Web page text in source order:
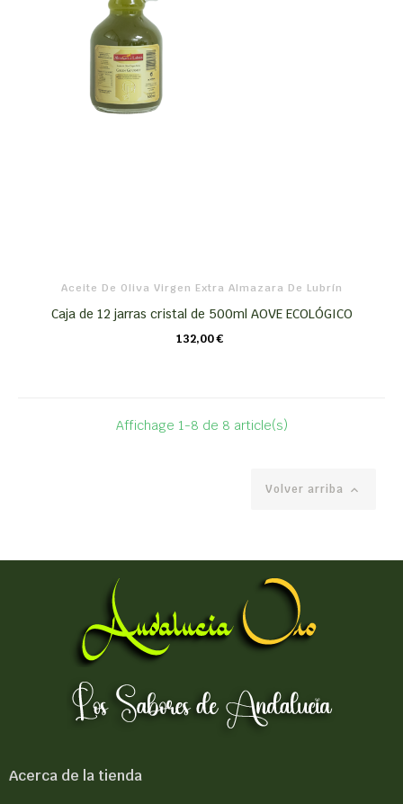
Aceite De Oliva Virgen Extra Almazara De Lubrín
Caja de 12 jarras cristal de 500ml AOVE ECOLÓGICO
132,00 €
CARRO
Affichage 1-8 de 8 article(s)
Volver arriba 
Acerca de la tienda